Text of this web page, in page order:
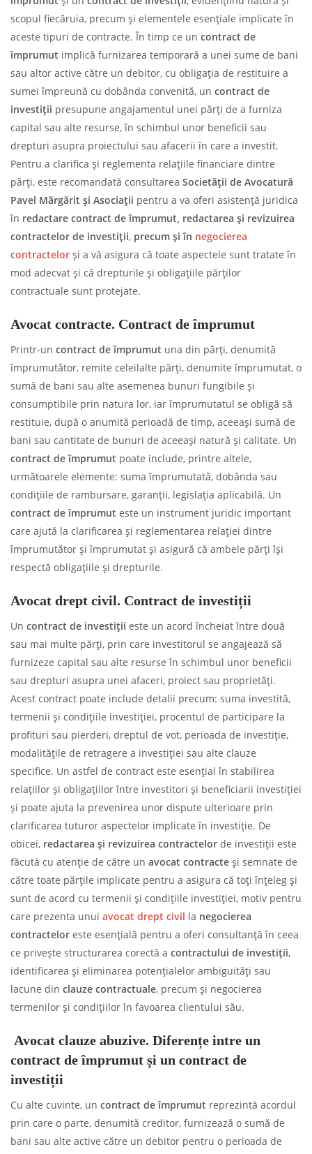
scopul fiecăruia, precum și elementele esențiale implicate în
aceste tipuri de contracte. În timp ce un contract de
împrumut implică furnizarea temporară a unei sume de bani
sau altor active către un debitor, cu obligația de restituire a
sumei împreună cu dobânda convenită, un contract de
investiții presupune angajamentul unei părți de a furniza
capital sau alte resurse, în schimbul unor beneficii sau
drepturi asupra proiectului sau afacerii în care a investit.
Pentru a clarifica și reglementa relațiile financiare dintre
părți, este recomandată consultarea Societății de Avocatură
Pavel Mărgărit și Asociații pentru a va oferi asistență juridica
în redactare contract de împrumut, redactarea și revizuirea
contractelor de investiții, precum și în negocierea
contractelor și a vă asigura că toate aspectele sunt tratate în
mod adecvat și că drepturile și obligațiile părților
contractuale sunt protejate.
Avocat contracte. Contract de împrumut
Printr-un contract de împrumut una din părți, denumită
împrumutător, remite celeilalte părți, denumite împrumutat, o
sumă de bani sau alte asemenea bunuri fungibile şi
consumptibile prin natura lor, iar împrumutatul se obligă să
restituie, după o anumită perioadă de timp, aceeaşi sumă de
bani sau cantitate de bunuri de aceeaşi natură şi calitate. Un
contract de împrumut poate include, printre altele,
următoarele elemente: suma împrumutată, dobânda sau
condițiile de rambursare, garanții, legislația aplicabilă. Un
contract de împrumut este un instrument juridic important
care ajută la clarificarea și reglementarea relației dintre
împrumutător și împrumutat și asigură că ambele părți își
respectă obligațiile și drepturile.
Avocat drept civil. Contract de investiții
Un contract de investiții este un acord încheiat între două
sau mai multe părți, prin care investitorul se angajează să
furnizeze capital sau alte resurse în schimbul unor beneficii
sau drepturi asupra unei afaceri, proiect sau proprietăți.
Acest contract poate include detalii precum: suma investită,
termenii și condițiile investiției, procentul de participare la
profituri sau pierderi, dreptul de vot, perioada de investiție,
modalitățile de retragere a investiției sau alte clauze
specifice. Un astfel de contract este esențial în stabilirea
relațiilor și obligațiilor între investitori și beneficiarii investiției
și poate ajuta la prevenirea unor dispute ulterioare prin
clarificarea tuturor aspectelor implicate în investiție. De
obicei, redactarea și revizuirea contractelor de investiții este
făcută cu atenție de către un avocat contracte și semnate de
către toate părțile implicate pentru a asigura că toți înțeleg și
sunt de acord cu termenii și condițiile investiției, motiv pentru
care prezenta unui avocat drept civil la negocierea
contractelor este esențială pentru a oferi consultanță în ceea
ce privește structurarea corectă a contractului de investiții,
identificarea și eliminarea potențialelor ambiguități sau
lacune din clauze contractuale, precum și negocierea
termenilor și condițiilor în favoarea clientului său.
Avocat clauze abuzive. Diferențe intre un
contract de împrumut și un contract de
investiții
Cu alte cuvinte, un contract de împrumut reprezintă acordul
prin care o parte, denumită creditor, furnizează o sumă de
bani sau alte active către un debitor pentru o perioada de